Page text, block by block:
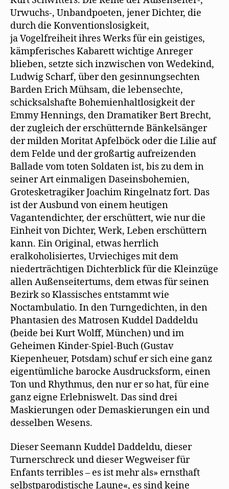
Urwuchs-, Unbandpoeten, jener Dichter, die
durch die Konventionslosigkeit,
ja Vogelfreiheit ihres Werks für ein geistiges,
kämpferisches Kabarett wichtige Anreger
blieben, setzte sich inzwischen von Wedekind,
Ludwig Scharf, über den gesinnungsechten
Barden Erich Mühsam, die lebensechte,
schicksalshafte Bohemienhaltlosigkeit der
Emmy Hennings, den Dramatiker Bert Brecht,
der zugleich der erschütternde Bänkelsänger
der milden Moritat Apfelböck oder die Lilie auf
dem Felde und der großartig aufreizenden
Ballade vom toten Soldaten ist, bis zu dem in
seiner Art einmaligen Daseinsbohemien,
Grotesketragiker Joachim Ringelnatz fort. Das
ist der Ausbund von einem heutigen
Vagantendichter, der erschüttert, wie nur die
Einheit von Dichter, Werk, Leben erschüttern
kann. Ein Original, etwas herrlich
eralkoholisiertes, Urviechiges mit dem
niederträchtigen Dichterblick für die Kleinzüge
allen Außenseitertums, dem etwas für seinen
Bezirk so Klassisches entstammt wie
Noctambulatio. In den Turngedichten, in den
Phantasien des Matrosen Kuddel Daddeldu
(beide bei Kurt Wolff, München) und im
Geheimen Kinder-Spiel-Buch (Gustav
Kiepenheuer, Potsdam) schuf er sich eine ganz
eigentümliche barocke Ausdrucksform, einen
Ton und Rhythmus, den nur er so hat, für eine
ganz eigne Erlebniswelt. Das sind drei
Maskierungen oder Demaskierungen ein und
desselben Wesens.
Dieser Seemann Kuddel Daddeldu, dieser
Turnerschreck und dieser Wegweiser für
Enfants terribles – es ist mehr als» ernsthaft
selbstparodistische Laune«, es sind keine